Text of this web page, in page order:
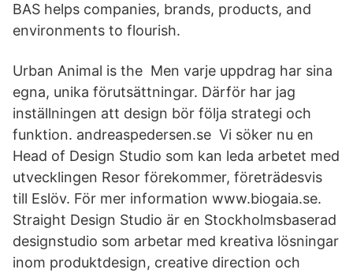
BAS helps companies, brands, products, and
environments to flourish.
Urban Animal is the Men varje uppdrag har sina
egna, unika förutsättningar. Därför har jag
inställningen att design bör följa strategi och
funktion. andreaspedersen.se Vi söker nu en
Head of Design Studio som kan leda arbetet med
utvecklingen Resor förekommer, företrädesvis
till Eslöv. För mer information www.biogaia.se.
Straight Design Studio är en Stockholmsbaserad
designstudio som arbetar med kreativa lösningar
inom produktdesign, creative direction och